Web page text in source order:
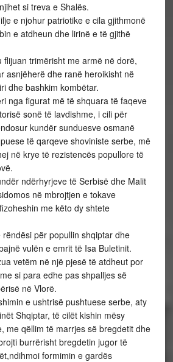
si treva e Shalës.
e njohur patriotike e cila gjithmonë
e atdheun dhe lirinë e të gjithë
flijuan trimërisht me armë në dorë,
asnjëherë dhe ranë heroikisht në
dhe bashkim kombëtar.
nga figurat më të shquara të faqeve
sonë të lavdishme, i cili për
kundër sunduesve osmanë
të qarqeve shoviniste serbe, më
në krye të rezistencës popullore të
ndërhyrjeve të Serbisë dhe Malit
në mbrojtjen e tokave
me këto dy shtete
për popullin shqiptar dhe
vulën e emrit të Isa Buletinit.
vetëm në një pjesë të atdheut por
si para edhe pas shpalljes së
në Vlorë.
e ushtrisë pushtuese serbe, aty
Shqiptar, të cilët kishin mësy
me qëllim të marrjes së bregdetit dhe
burrërisht bregdetin jugor të
formimin e gardës